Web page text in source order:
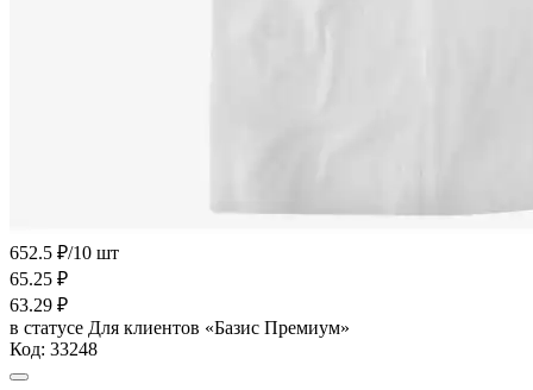
652.5 ₽/10 шт
65.25 ₽
63.29 ₽
в статусе Для клиентов «Базис Премиум»
Код: 33248